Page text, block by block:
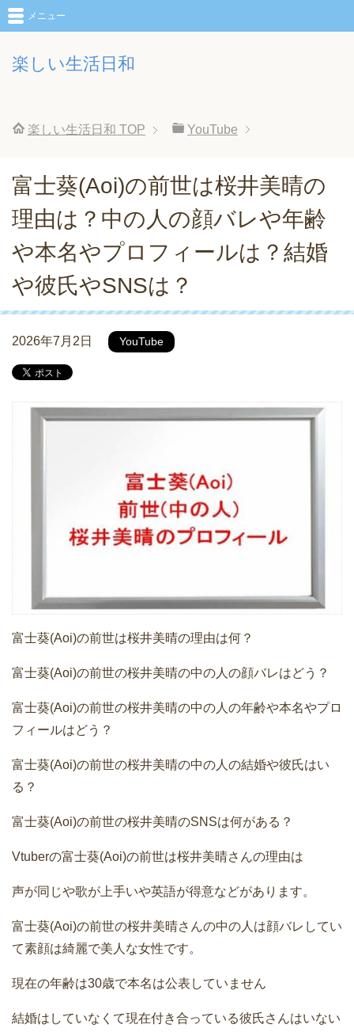
楽しい生活日和
メニュー
楽しい生活日和 TOP YouTube
富士葵(Aoi)の前世は桜井美晴の
理由は？中の人の顔バレや年齢
や本名やプロフィールは？結婚
や彼氏やSNSは？
2026年7月2日 YouTube
富士葵(Aoi)の前世は桜井美晴の理由は何？
富士葵(Aoi)の前世の桜井美晴の中の人の顔バレはどう？
富士葵(Aoi)の前世の桜井美晴の中の人の年齢や本名やプロ
フィールはどう？
富士葵(Aoi)の前世の桜井美晴の中の人の結婚や彼氏はい
る？
富士葵(Aoi)の前世の桜井美晴のSNSは何がある？
Vtuberの富士葵(Aoi)の前世は桜井美晴さんの理由は
声が同じや歌が上手いや英語が得意などがあります。
富士葵(Aoi)の前世の桜井美晴さんの中の人は顔バレしてい
て素顔は綺麗で美人な女性です。
現在の年齢は30歳で本名は公表していません
結婚はしていなくて現在付き合っている彼氏さんはいない